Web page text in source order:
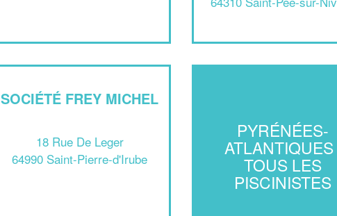
SOCIÉTÉ FREY MICHEL
18 Rue De Leger
64990 Saint-Pierre-d'Irube
PYRÉNÉES-
ATLANTIQUES
TOUS LES
PISCINISTES